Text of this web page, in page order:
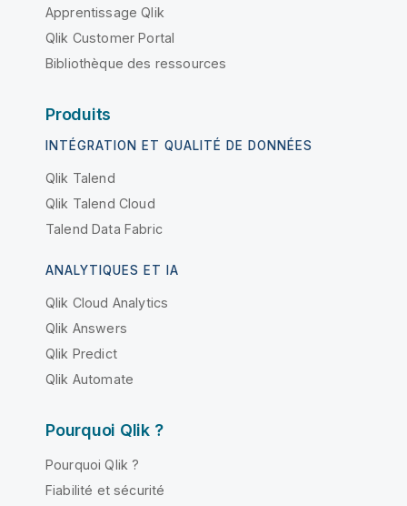
Apprentissage Qlik
Qlik Customer Portal
Bibliothèque des ressources
Produits
INTÉGRATION ET QUALITÉ DE DONNÉES
Qlik Talend
Qlik Talend Cloud
Talend Data Fabric
ANALYTIQUES ET IA
Qlik Cloud Analytics
Qlik Answers
Qlik Predict
Qlik Automate
Pourquoi Qlik ?
Pourquoi Qlik ?
Fiabilité et sécurité